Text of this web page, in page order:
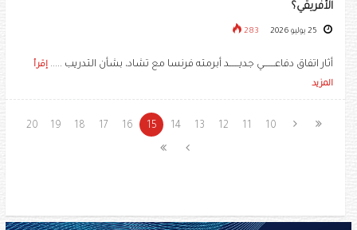
الأفريقي؟
283
أثار اتفاق دفاعـــــــي جديــــــد أبرمته فرنسا مع تشاد، بشأن التدريب ..... إقرأ
المزيد
10
11
12
13
14
15
16
17
18
19
20